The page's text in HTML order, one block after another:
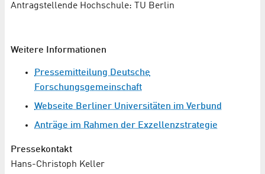
Antragstellende Hochschule: TU Berlin
Weitere Informationen
Pressemitteilung Deutsche
Forschungsgemeinschaft
Webseite Berliner Universitäten im Verbund
Anträge im Rahmen der Exzellenzstrategie
Pressekontakt
Hans-Christoph Keller